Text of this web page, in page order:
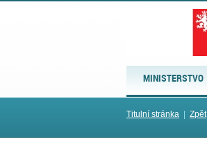
MINISTERSTVO
Titulní stránka Zpět